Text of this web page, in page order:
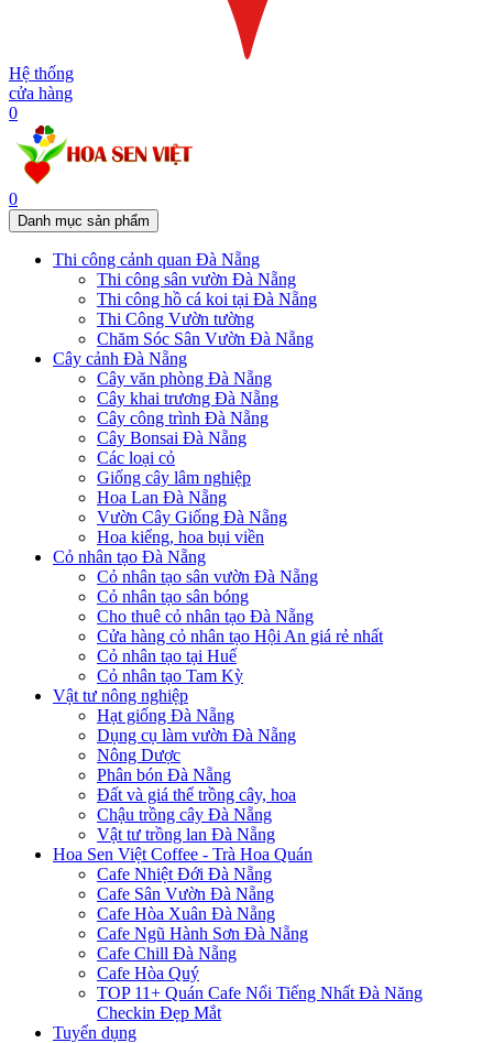
Hệ thống
cửa hàng
0
0
Danh mục sản phẩm
Thi công cảnh quan Đà Nẵng
Thi công sân vườn Đà Nẵng
Thi công hồ cá koi tại Đà Nẵng
Thi Công Vườn tường
Chăm Sóc Sân Vườn Đà Nẵng
Cây cảnh Đà Nẵng
Cây văn phòng Đà Nẵng
Cây khai trương Đà Nẵng
Cây công trình Đà Nẵng
Cây Bonsai Đà Nẵng
Các loại cỏ
Giống cây lâm nghiệp
Hoa Lan Đà Nẵng
Vườn Cây Giống Đà Nẵng
Hoa kiểng, hoa bụi viền
Cỏ nhân tạo Đà Nẵng
Cỏ nhân tạo sân vườn Đà Nẵng
Cỏ nhân tạo sân bóng
Cho thuê cỏ nhân tạo Đà Nẵng
Cửa hàng cỏ nhân tạo Hội An giá rẻ nhất
Cỏ nhân tạo tại Huế
Cỏ nhân tạo Tam Kỳ
Vật tư nông nghiệp
Hạt giống Đà Nẵng
Dụng cụ làm vườn Đà Nẵng
Nông Dược
Phân bón Đà Nẵng
Đất và giá thể trồng cây, hoa
Chậu trồng cây Đà Nẵng
Vật tư trồng lan Đà Nẵng
Hoa Sen Việt Coffee - Trà Hoa Quán
Cafe Nhiệt Đới Đà Nẵng
Cafe Sân Vườn Đà Nẵng
Cafe Hòa Xuân Đà Nẵng
Cafe Ngũ Hành Sơn Đà Nẵng
Cafe Chill Đà Nẵng
Cafe Hòa Quý
TOP 11+ Quán Cafe Nổi Tiếng Nhất Đà Năng
Checkin Đẹp Mắt
Tuyển dụng